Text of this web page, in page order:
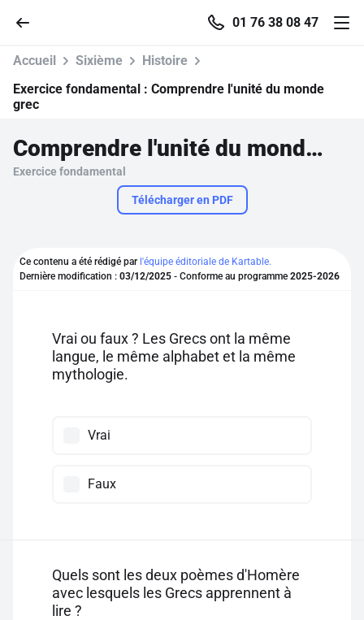
01 76 38 08 47
Parcourir
Se connecter
Pour profiter de 10 contenus offerts.
Accueil Sixième
Histoire
Exercice fondamental : Comprendre l'unité du monde
grec
Comprendre l'unité du monde grec
Exercice fondamental
Télécharger en PDF
Ce contenu a été rédigé par l'équipe éditoriale de Kartable.
Dernière modification : 03/12/2025 - Conforme au programme 2025-2026
Vrai ou faux ? Les Grecs ont la même
langue, le même alphabet et la même
mythologie.
Vrai
Faux
Quels sont les deux poèmes d'Homère
avec lesquels les Grecs apprennent à
lire ?